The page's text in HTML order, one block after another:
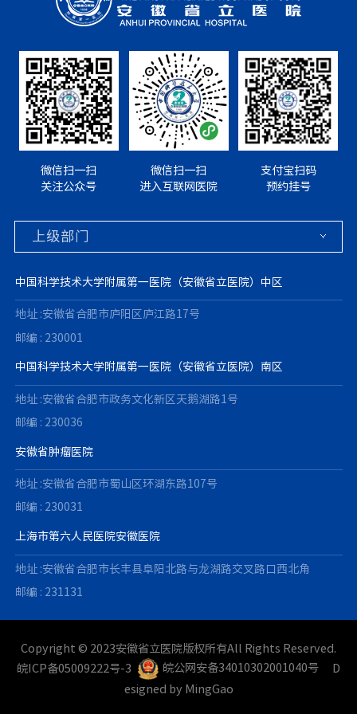
微信扫一扫
关注公众号
微信扫一扫
进入互联网医院
支付宝扫码
预约挂号
中国科学技术大学附属第一医院（安徽省立医院）中区
地址 :安徽省合肥市庐阳区庐江路17号
邮编 : 230001
中国科学技术大学附属第一医院（安徽省立医院）南区
地址 :安徽省合肥市政务文化新区天鹅湖路1号
邮编 : 230036
安徽省肿瘤医院
地址 :安徽省合肥市蜀山区环湖东路107号
邮编 : 230031
上海市第六人民医院安徽医院
地址 :安徽省合肥市长丰县阜阳北路与龙湖路交叉路口西北角
邮编 : 231131
Copyright © 2023安徽省立医院版权所有All Rights Reserved.
皖ICP备05009222号-3
皖公网安备34010302001040号
D
esigned by MingGao